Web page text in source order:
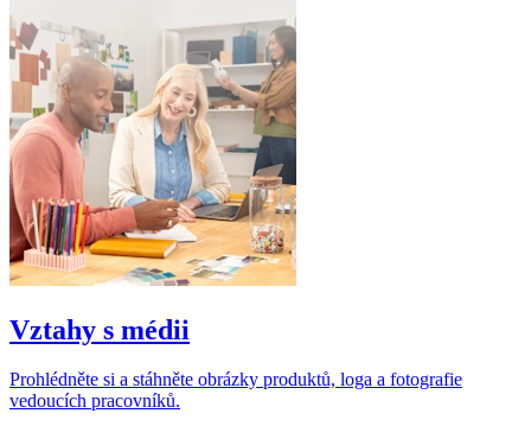
Vztahy s médii
Prohlédněte si a stáhněte obrázky produktů, loga a fotografie
vedoucích pracovníků.